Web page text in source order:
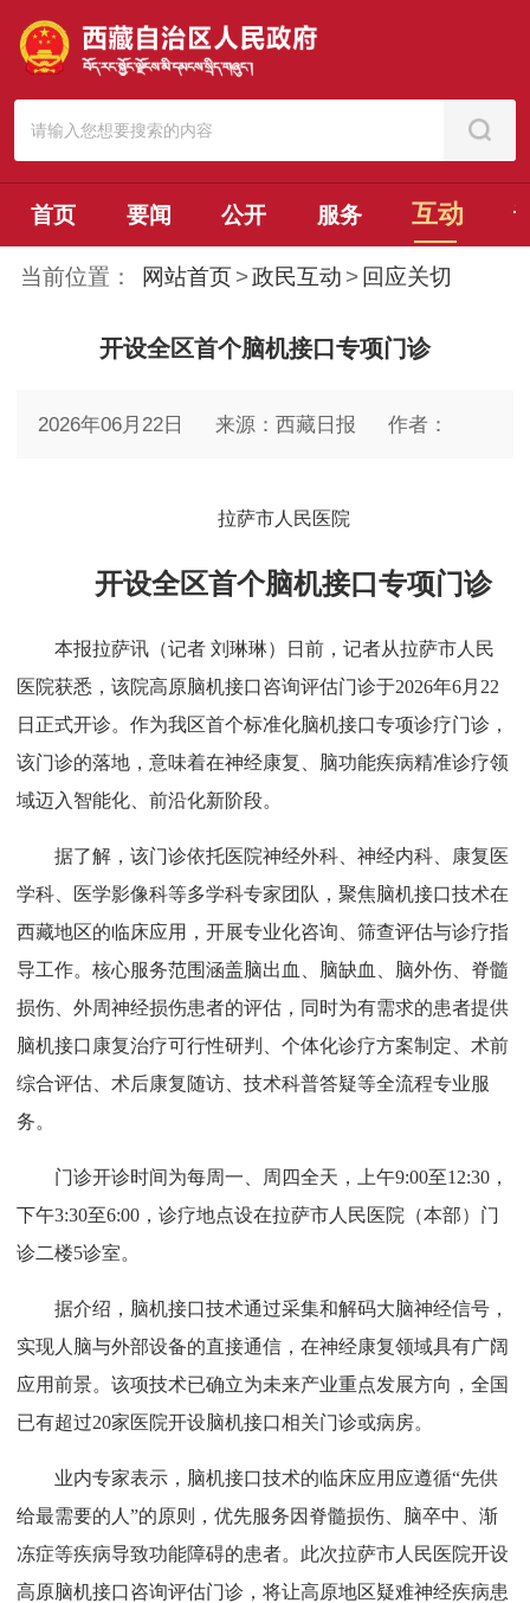
首页 要闻 公开 服务 互动
当前位置： 网站首页 >政民互动 > 回应关切
开设全区首个脑机接口专项门诊
2026年06月22日 来源：西藏日报 作者：
拉萨市人民医院
开设全区首个脑机接口专项门诊
本报拉萨讯（记者 刘琳琳）日前，记者从拉萨市人民
医院获悉，该院高原脑机接口咨询评估门诊于2026年6月22
日正式开诊。作为我区首个标准化脑机接口专项诊疗门诊，
该门诊的落地，意味着在神经康复、脑功能疾病精准诊疗领
域迈入智能化、前沿化新阶段。
据了解，该门诊依托医院神经外科、神经内科、康复医
学科、医学影像科等多学科专家团队，聚焦脑机接口技术在
西藏地区的临床应用，开展专业化咨询、筛查评估与诊疗指
导工作。核心服务范围涵盖脑出血、脑缺血、脑外伤、脊髓
损伤、外周神经损伤患者的评估，同时为有需求的患者提供
脑机接口康复治疗可行性研判、个体化诊疗方案制定、术前
综合评估、术后康复随访、技术科普答疑等全流程专业服
务。
门诊开诊时间为每周一、周四全天，上午9:00至12:30，
下午3:30至6:00，诊疗地点设在拉萨市人民医院（本部）门
诊二楼5诊室。
据介绍，脑机接口技术通过采集和解码大脑神经信号，
实现人脑与外部设备的直接通信，在神经康复领域具有广阔
应用前景。该项技术已确立为未来产业重点发展方向，全国
已有超过20家医院开设脑机接口相关门诊或病房。
业内专家表示，脑机接口技术的临床应用应遵循“先供
给最需要的人”的原则，优先服务因脊髓损伤、脑卒中、渐
冻症等疾病导致功能障碍的患者。此次拉萨市人民医院开设
高原脑机接口咨询评估门诊，将让高原地区疑难神经疾病患